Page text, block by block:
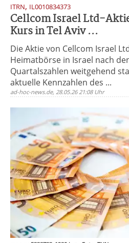
ITRN, IL0010834373
Cellcom Israel Ltd-
Kurs in Tel Aviv ...
Die Aktie von Cellcom Israel
Heimatbörse in Israel nach
Quartalszahlen weitgehend
aktuelle Kennzahlen des ...
ad-hoc-news.de, 28.05.26 21:08 Uhr